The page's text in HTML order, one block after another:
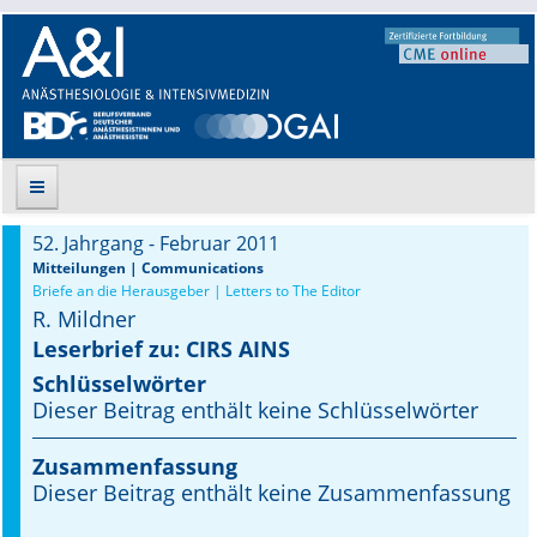
Suche
Aktuelle Ausgabe
Leitlinien
Archiv
Supplements
52. Jahrgang - Februar 2011
Mitteilungen | Communications
Briefe an die Herausgeber | Letters to The Editor
R. Mildner
Leserbrief zu: CIRS AINS
Schlüsselwörter
Dieser Beitrag enthält keine Schlüsselwörter
Zusammenfassung
Dieser Beitrag enthält keine Zusammenfassung